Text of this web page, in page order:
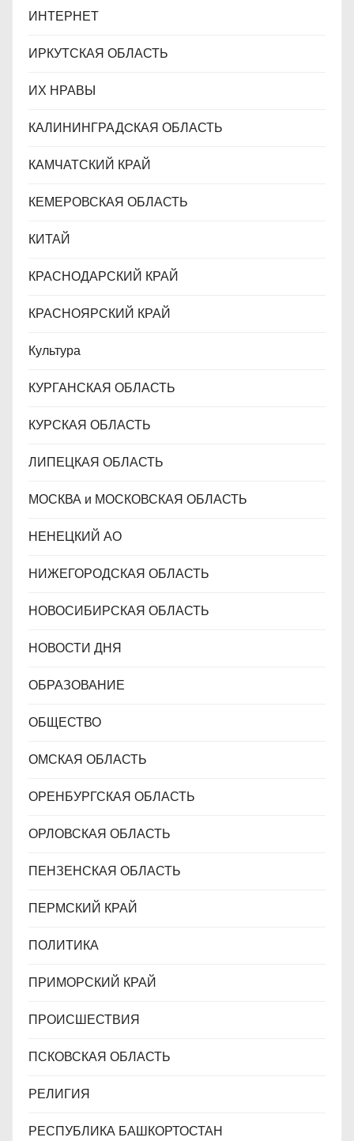
ИНТЕРНЕТ
ИРКУТСКАЯ ОБЛАСТЬ
ИХ НРАВЫ
КАЛИНИНГРАДCКАЯ ОБЛАСТЬ
КАМЧАТСКИЙ КРАЙ
КЕМЕРОВСКАЯ ОБЛАСТЬ
КИТАЙ
КРАСНОДАРСКИЙ КРАЙ
КРАСНОЯРСКИЙ КРАЙ
Культура
КУРГАНСКАЯ ОБЛАСТЬ
КУРСКАЯ ОБЛАСТЬ
ЛИПЕЦКАЯ ОБЛАСТЬ
МОСКВА и МОСКОВСКАЯ ОБЛАСТЬ
НЕНЕЦКИЙ АО
НИЖЕГОРОДСКАЯ ОБЛАСТЬ
НОВОСИБИРСКАЯ ОБЛАСТЬ
НОВОСТИ ДНЯ
ОБРАЗОВАНИЕ
ОБЩЕСТВО
ОМСКАЯ ОБЛАСТЬ
ОРЕНБУРГСКАЯ ОБЛАСТЬ
ОРЛОВСКАЯ ОБЛАСТЬ
ПЕНЗЕНСКАЯ ОБЛАСТЬ
ПЕРМСКИЙ КРАЙ
ПОЛИТИКА
ПРИМОРСКИЙ КРАЙ
ПРОИСШЕСТВИЯ
ПСКОВСКАЯ ОБЛАСТЬ
РЕЛИГИЯ
РЕСПУБЛИКА БАШКОРТОСТАН